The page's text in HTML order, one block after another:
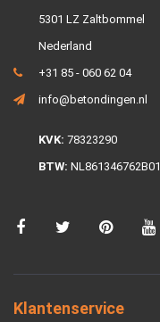
5301 LZ Zaltbommel
Nederland
+31 85 - 060 62 04
info@betondingen.nl
KVK: 78323290
BTW: NL861346762B01
Klantenservice